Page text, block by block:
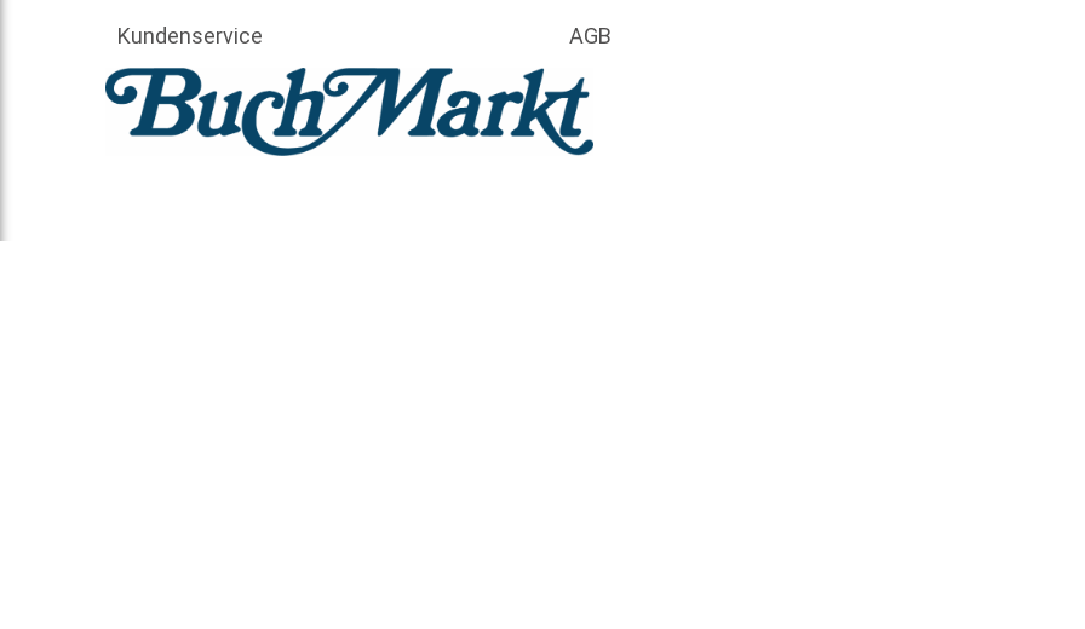
Kundenservice
AGB